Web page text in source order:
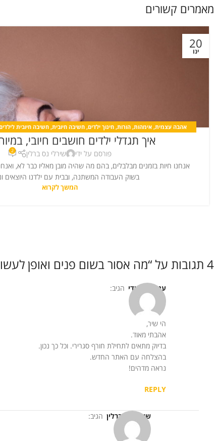
מאמרים קשורים
20
ינו
אהבה עצמית, אימהות, הורות, חינוך ילדים, חשיבה חיובית, חשיבה חיובית
מערכות יחסים קורונה
איך תגדלי ילדים חושבים חיובי,
פורסם על ידי שירלי נס ברלין 2
אנחנו חיות בזמנים מבלבלים, בהם מה שהיה מובן מאליו כבר לא,
בשוק העבודה המשתנה, ובבית עם ילדנו היוצאים
המשך לקרוא
4 תגובות על “ מה אסור בשום פנים ואופן
ענת בר ושדי הגיב:
הי שיר,
אהבתי מאוד.
בדיוק מתאים לתחילת חורף סגרירי. וכל כך נכון.
בהצלחה עם האתר החדש.
נראה מדהים!
REPLY
שירלי נס ברלין הגיב: